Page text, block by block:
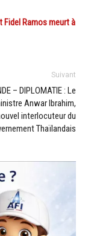
Fidel Ramos meurt à
Suivant
– DIPLOMATIE : Le
Anwar Ibrahim,
interlocuteur du
Thaïlandais